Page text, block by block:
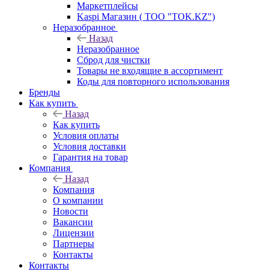
Маркетплейсы
Kaspi Магазин ( ТОО "TOK.KZ")
Неразобранное
Назад
Неразобранное
Сброд для чистки
Товары не входящие в ассортимент
Коды для повторного использования
Бренды
Как купить
Назад
Как купить
Условия оплаты
Условия доставки
Гарантия на товар
Компания
Назад
Компания
О компании
Новости
Вакансии
Лицензии
Партнеры
Контакты
Контакты